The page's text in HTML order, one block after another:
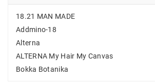
18.21 MAN MADE
Addmino-18
Alterna
ALTERNA My Hair My Canvas
Bokka Botanika